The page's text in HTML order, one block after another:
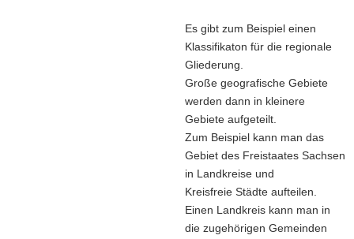
Es gibt zum Beispiel einen
Klassifikaton für die regionale
Gliederung.
Große geografische Gebiete
werden dann in kleinere
Gebiete aufgeteilt.
Zum Beispiel kann man das
Gebiet des Freistaates Sachsen
in Landkreise und
Kreisfreie Städte aufteilen.
Einen Landkreis kann man in
die zugehörigen Gemeinden